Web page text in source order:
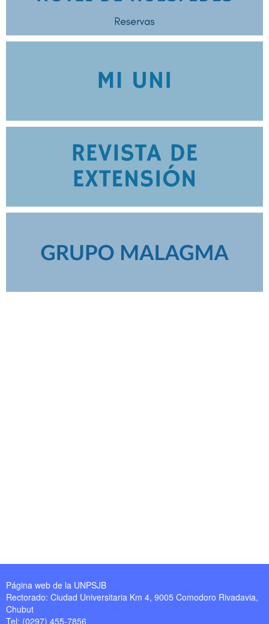
Página web de la UNPSJB
Rectorado: Ciudad Universitaria Km 4, 9005 Comodoro Rivadavia,
Chubut
Tel: (0297) 455-7856